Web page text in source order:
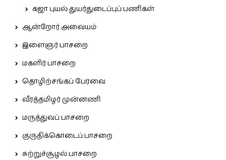
கஜா புயல் துயர்துடைப்புப் பணிகள்
ஆன்றோர் அவையம்
இளைஞர் பாசறை
மகளிர் பாசறை
தொழிற்சங்கப் பேரவை
வீரத்தமிழர் முன்னணி
மருத்துவப் பாசறை
குருதிக்கொடைப் பாசறை
சுற்றுச்சூழல் பாசறை